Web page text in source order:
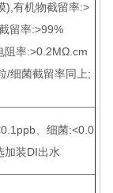
),有机物截留率:>
留率:>99%
阻率:>0.2MΩ.cm
/细菌截留率同上;
、细菌:<0.0
加装DI出水